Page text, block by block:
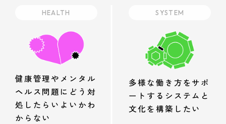
HEALTH
健康管理やメンタル
ヘルス問題にどう対
処したらいよいかわ
からない
SYSTEM
多様な働き方をサポ
ートするシステムと
文化を構築したい